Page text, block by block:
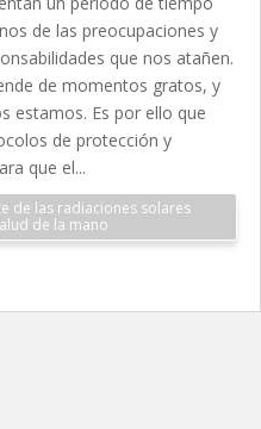
de las preocupaciones y
que nos atañen.
de momentos gratos, y
estamos. Es por ello que
de protección y
que el...
de las radiaciones solares
de la mano